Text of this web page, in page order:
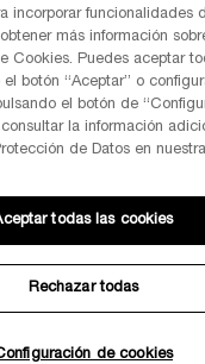
© Lancôme 2026
Friday
incorporar funcionalidades
más información
Cookies. Puedes aceptar
botón “Aceptar” o
el botón de
la información
de Datos en nuestra
de cookies
Rechazar todas
todas las cookies